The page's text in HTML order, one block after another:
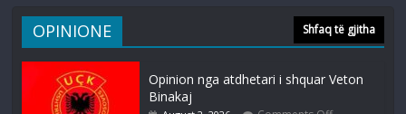
OPINIONE Shfaq të gjitha
Opinion nga atdhetari i shquar Veton
Binakaj